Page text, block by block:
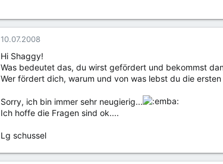
10.07.2008
Hi Shaggy!
Was bedeutet das, du wirst gefördert und bekommst
Wer fördert dich, warum und von was lebst du die ersten
Sorry, ich bin immer sehr neugierig...
Ich hoffe die Fragen sind ok....
Lg schussel